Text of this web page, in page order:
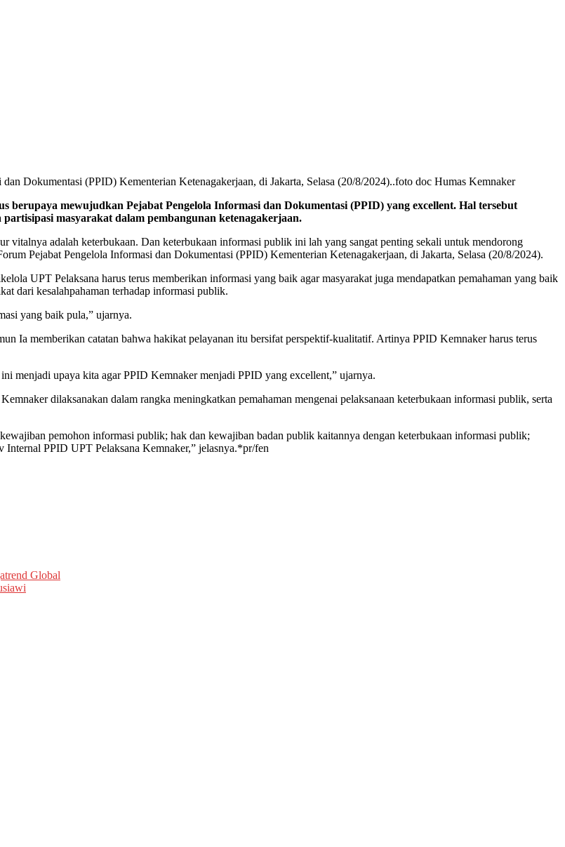
Dokumentasi (PPID) Kementerian Ketenagakerjaan, di Jakarta, Selasa (20/8/2024)..foto doc Humas Kemnaker
mewujudkan Pejabat Pengelola Informasi dan Dokumentasi (PPID) yang excellent. Hal tersebut
masyarakat dalam pembangunan ketenagakerjaan.
vitalnya adalah keterbukaan. Dan keterbukaan informasi publik ini lah yang sangat penting sekali untuk mendorong
Pejabat Pengelola Informasi dan Dokumentasi (PPID) Kementerian Ketenagakerjaan, di Jakarta, Selasa (20/8/2024).
UPT Pelaksana harus terus memberikan informasi yang baik agar masyarakat juga mendapatkan pemahaman yang baik
dari kesalahpahaman terhadap informasi publik.
yang baik pula,” ujarnya.
Ia memberikan catatan bahwa hakikat pelayanan itu bersifat perspektif-kualitatif. Artinya PPID Kemnaker harus terus
menjadi upaya kita agar PPID Kemnaker menjadi PPID yang excellent,” ujarnya.
dilaksanakan dalam rangka meningkatkan pemahaman mengenai pelaksanaan keterbukaan informasi publik, serta
pemohon informasi publik; hak dan kewajiban badan publik kaitannya dengan keterbukaan informasi publik;
Internal PPID UPT Pelaksana Kemnaker,” jelasnya.*pr/fen
Global